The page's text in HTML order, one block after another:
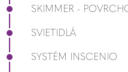
SKIMMER -
SVIETIDLÁ
SYSTÉM INSCENIO